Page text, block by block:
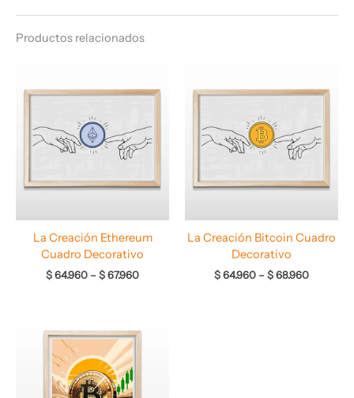
Productos relacionados
La Creación Ethereum
Cuadro Decorativo
$64.960 –$67.960
precios:
hasta
$ 67.960
La Creación Bitcoin Cuadro
Decorativo
$64.960 –$68.960
precios:
hasta
$ 68.960
de